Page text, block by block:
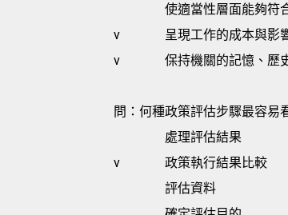
使適當性層面能夠符
v
呈現工作的成本與影
v
保持機關的記憶、歷
問：何種政策評估步驟最容易
處理評估結果
v
政策執行結果比較
評估資料